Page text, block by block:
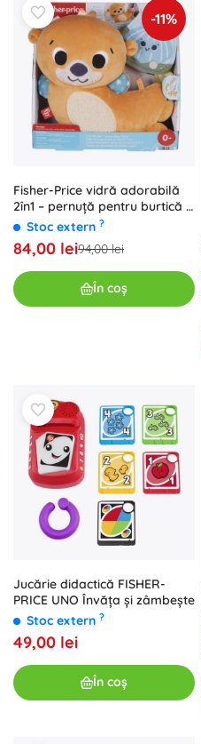
-11%
Fisher-Price vidră adorabilă
2în1 – pernuță pentru burtică și
prieten zornăitor
Stoc extern ?
84,00 lei94,00 lei
În coș
Jucărie didactică FISHER-
PRICE UNO Învăța și zâmbește
Stoc extern ?
49,00 lei
În coș